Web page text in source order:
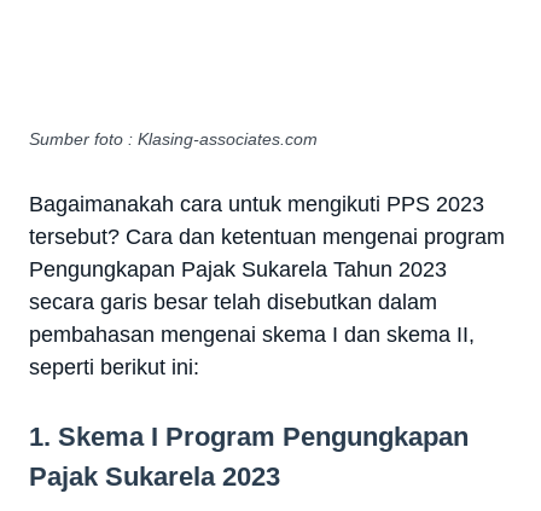
Sumber foto : Klasing-associates.com
Bagaimanakah cara untuk mengikuti PPS 2023
tersebut? Cara dan ketentuan mengenai program
Pengungkapan Pajak Sukarela Tahun 2023
secara garis besar telah disebutkan dalam
pembahasan mengenai skema I dan skema II,
seperti berikut ini:
1. Skema I Program Pengungkapan
Pajak Sukarela 2023